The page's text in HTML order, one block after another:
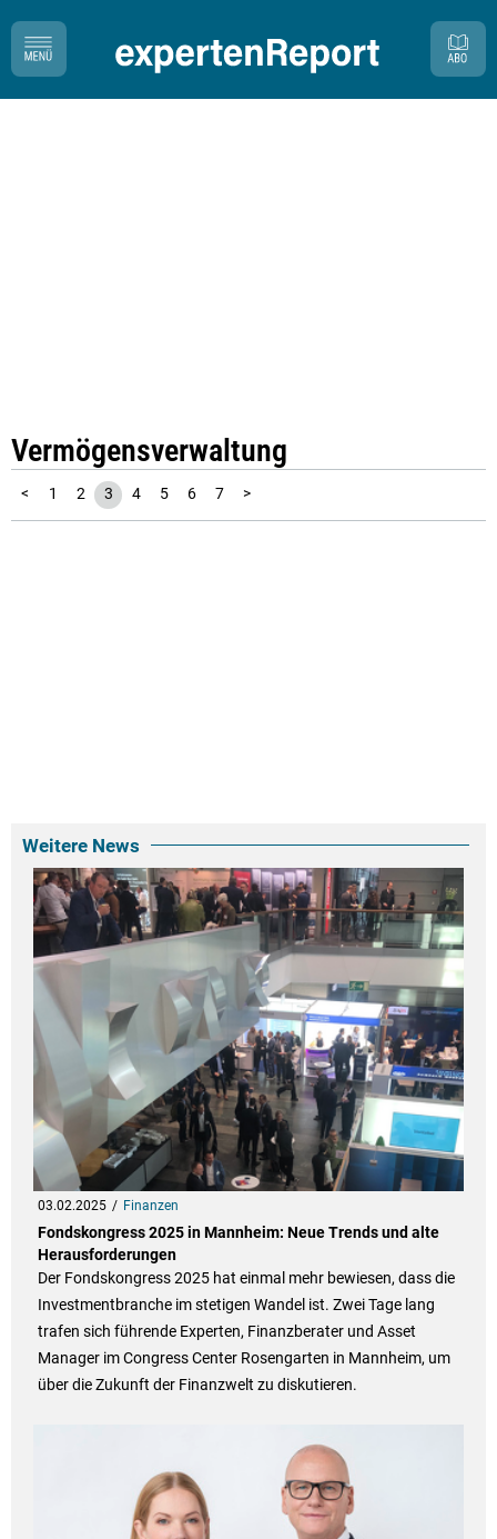
Vermögensverwaltung
< 1 2 3 4 5 6 7 >
Weitere News
03.02.2025 Finanzen
Fondskongress 2025 in Mannheim: Neue Trends und alte
Herausforderungen
Der Fondskongress 2025 hat einmal mehr bewiesen, dass die
Investmentbranche im stetigen Wandel ist. Zwei Tage lang
trafen sich führende Experten, Finanzberater und Asset
Manager im Congress Center Rosengarten in Mannheim, um
über die Zukunft der Finanzwelt zu diskutieren.